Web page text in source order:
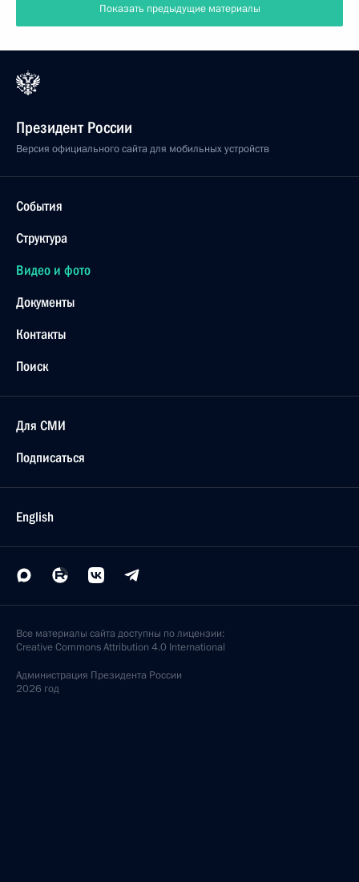
Показать предыдущие материалы
Президент России
Версия официального сайта для мобильных устройств
События
Структура
Видео и фото
Документы
Контакты
Поиск
Для СМИ
Подписаться
English
Все материалы сайта доступны по лицензии:
Creative Commons Attribution 4.0 International
Администрация Президента России
2026 год